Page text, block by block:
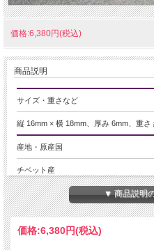
価格:6,380円(税込)
商品説明
サイズ・重さなど
縦 16mm × 横 18mm、厚み 6mm、重さ
産地・原産国
チベット産
グレードなど
-
▼ 商品説明
価格:6,380円(税込)